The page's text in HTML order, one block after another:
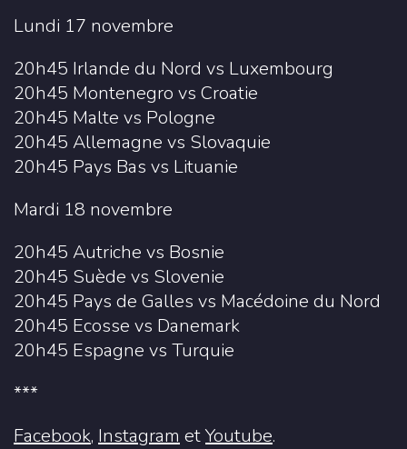
Lundi 17 novembre
20h45 Irlande du Nord vs Luxembourg
20h45 Montenegro vs Croatie
20h45 Malte vs Pologne
20h45 Allemagne vs Slovaquie
20h45 Pays Bas vs Lituanie
Mardi 18 novembre
20h45 Autriche vs Bosnie
20h45 Suède vs Slovenie
20h45 Pays de Galles vs Macédoine du Nord
20h45 Ecosse vs Danemark
20h45 Espagne vs Turquie
***
Facebook, Instagram etYoutube.